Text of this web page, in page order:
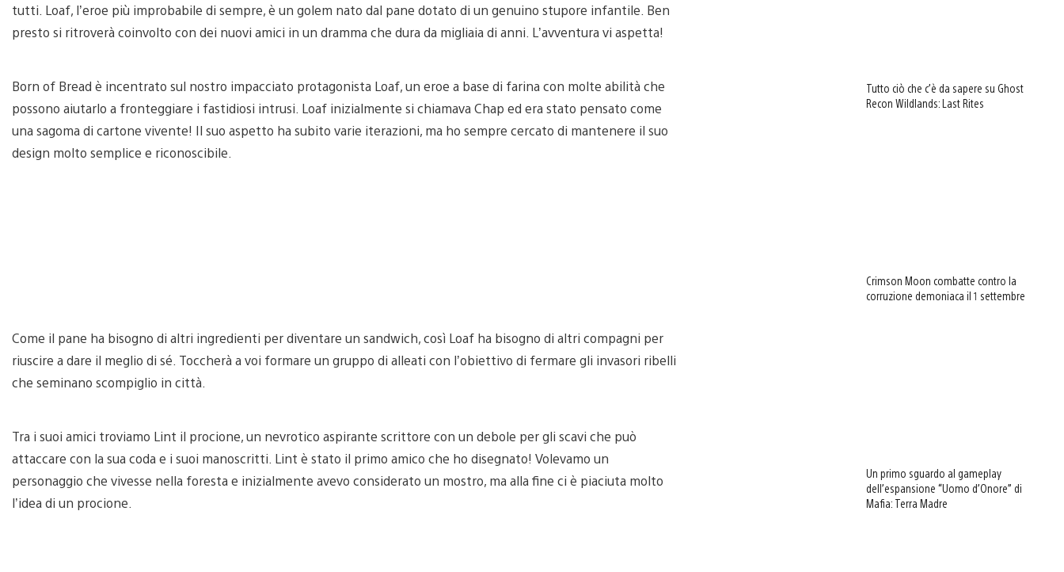
tutti. Loaf, l’eroe più improbabile di sempre, è un golem nato dal pane dotato di un genuino stupore infantile. Ben
presto si ritroverà coinvolto con dei nuovi amici in un dramma che dura da migliaia di anni. L’avventura vi aspetta!
Born of Bread è incentrato sul nostro impacciato protagonista Loaf, un eroe a base di farina con molte abilità che
possono aiutarlo a fronteggiare i fastidiosi intrusi. Loaf inizialmente si chiamava Chap ed era stato pensato come
una sagoma di cartone vivente! Il suo aspetto ha subito varie iterazioni, ma ho sempre cercato di mantenere il suo
design molto semplice e riconoscibile.
Come il pane ha bisogno di altri ingredienti per diventare un sandwich, così Loaf ha bisogno di altri compagni per
riuscire a dare il meglio di sé. Toccherà a voi formare un gruppo di alleati con l’obiettivo di fermare gli invasori ribelli
che seminano scompiglio in città.
Tra i suoi amici troviamo Lint il procione, un nevrotico aspirante scrittore con un debole per gli scavi che può
attaccare con la sua coda e i suoi manoscritti. Lint è stato il primo amico che ho disegnato! Volevamo un
personaggio che vivesse nella foresta e inizialmente avevo considerato un mostro, ma alla fine ci è piaciuta molto
l’idea di un procione.
Tutto ciò che c’è da sapere su Ghost
Recon Wildlands: Last Rites
Crimson Moon combatte contro la
corruzione demoniaca il 1 settembre
Un primo sguardo al gameplay
dell’espansione “Uomo d’Onore” di
Mafia: Terra Madre